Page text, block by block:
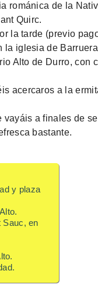
románica de la
Quirc.
la tarde (previo
la iglesia de
Alto de Durro, con
acercaros a la
vayáis a finales de
bastante.
y plaza
Sauc, en